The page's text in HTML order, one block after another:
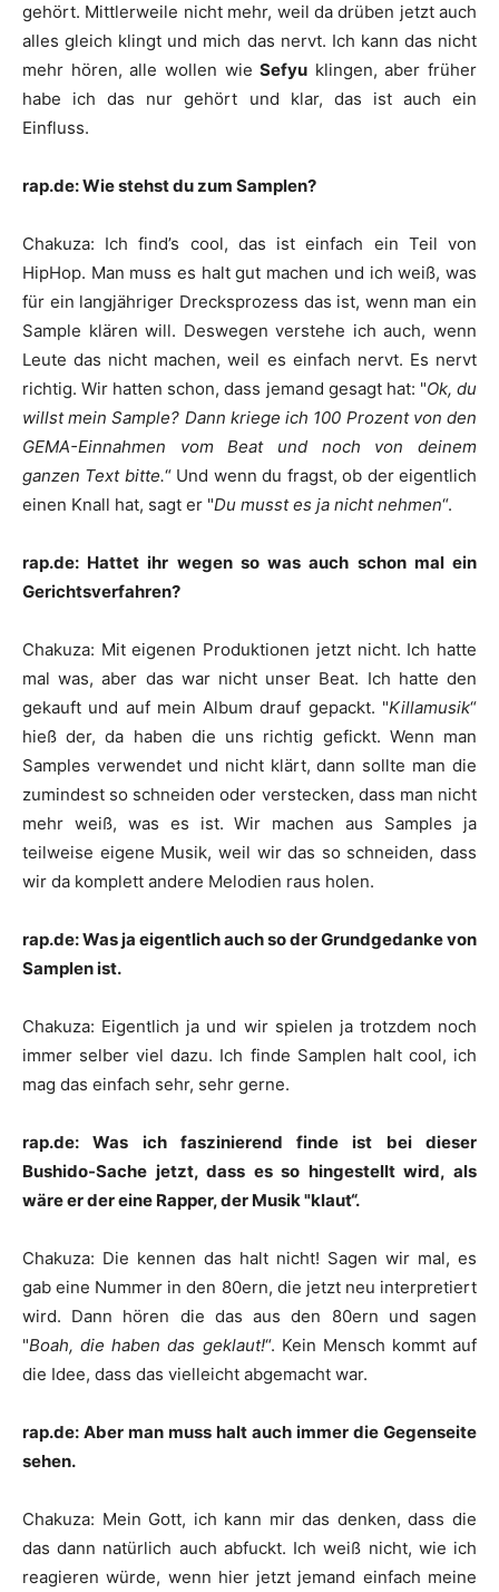
gehört. Mittlerweile nicht mehr, weil da drüben jetzt auch
alles gleich klingt und mich das nervt. Ich kann das nicht
mehr hören, alle wollen wieSefyu klingen, aber früher
habe ich das nur gehört und klar, das ist auch ein
Einfluss.
rap.de: Wie stehst du zum Samplen?
Chakuza: Ich find’s cool, das ist einfach ein Teil von
HipHop. Man muss es halt gut machen und ich weiß, was
für ein langjähriger Drecksprozess das ist, wenn man ein
Sample klären will. Deswegen verstehe ich auch, wenn
Leute das nicht machen, weil es einfach nervt. Es nervt
richtig. Wir hatten schon, dass jemand gesagt hat: "Ok, du
willst mein Sample? Dann kriege ich 100 Prozent von den
GEMA-Einnahmen vom Beat und noch von deinem
ganzen Text bitte.“ Und wenn du fragst, ob der eigentlich
einen Knall hat, sagt er "Du musst es ja nicht nehmen“.
rap.de: Hattet ihr wegen so was auch schon mal ein
Gerichtsverfahren?
Chakuza: Mit eigenen Produktionen jetzt nicht. Ich hatte
mal was, aber das war nicht unser Beat. Ich hatte den
gekauft und auf mein Album drauf gepackt. "Killamusik“
hieß der, da haben die uns richtig gefickt. Wenn man
Samples verwendet und nicht klärt, dann sollte man die
zumindest so schneiden oder verstecken, dass man nicht
mehr weiß, was es ist. Wir machen aus Samples ja
teilweise eigene Musik, weil wir das so schneiden, dass
wir da komplett andere Melodien raus holen.
rap.de: Was ja eigentlich auch so der Grundgedanke von
Samplen ist.
Chakuza: Eigentlich ja und wir spielen ja trotzdem noch
immer selber viel dazu. Ich finde Samplen halt cool, ich
mag das einfach sehr, sehr gerne.
rap.de: Was ich faszinierend finde ist bei dieser
Bushido-Sache jetzt, dass es so hingestellt wird, als
wäre er der eine Rapper, der Musik "klaut“.
Chakuza: Die kennen das halt nicht! Sagen wir mal, es
gab eine Nummer in den 80ern, die jetzt neu interpretiert
wird. Dann hören die das aus den 80ern und sagen
"Boah, die haben das geklaut!“. Kein Mensch kommt auf
die Idee, dass das vielleicht abgemacht war.
rap.de: Aber man muss halt auch immer die Gegenseite
sehen.
Chakuza: Mein Gott, ich kann mir das denken, dass die
das dann natürlich auch abfuckt. Ich weiß nicht, wie ich
reagieren würde, wenn hier jetzt jemand einfach meine